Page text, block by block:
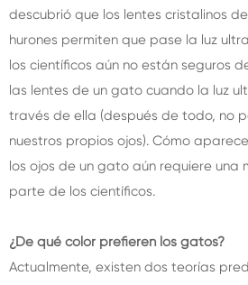
descubrió que los lentes cristalinos
hurones permiten que pase la luz
los científicos aún no están seguros
las lentes de un gato cuando la luz
través de ella (después de todo, no
nuestros propios ojos). Cómo
los ojos de un gato aún requiere una
parte de los científicos.
¿De qué color prefieren los gatos?
Actualmente, existen dos teorías